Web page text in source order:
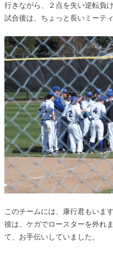
行きながら、２点を失い逆転負
試合後は、ちょっと長いミーティ
このチームには、康行君もいます
彼は、ケガでロースターを外れ
て、お手伝いしていました。